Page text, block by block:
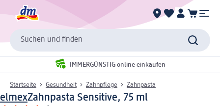
Suchen und finden
IMMERGÜNSTIG online einkaufen
Startseite Gesundheit Zahnpflege Zahnpasta
elmexZahnpasta Sensitive, 75 ml